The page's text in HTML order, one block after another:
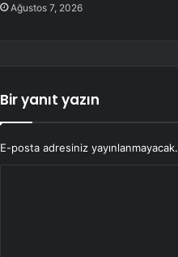
Ağustos 7, 2026
Bir yanıt yazın
E-posta adresiniz yayınlanmayacak.